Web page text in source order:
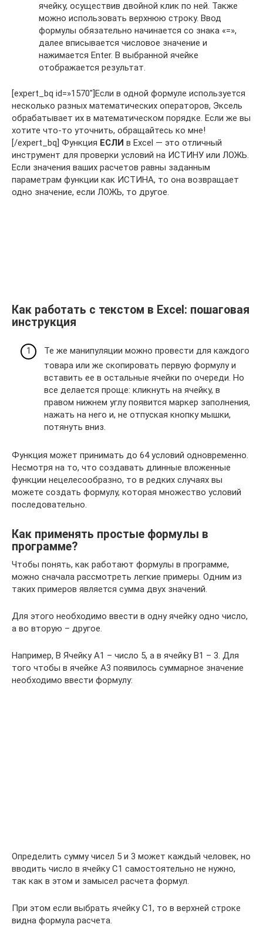
ячейку, осуществив двойной клик по ней. Также
можно использовать верхнюю строку. Ввод
формулы обязательно начинается со знака «=»,
далее вписывается числовое значение и
нажимается Enter. В выбранной ячейке
отображается результат.
[expert_bq id=»1570″]Если в одной формуле используется
несколько разных математических операторов, Эксель
обрабатывает их в математическом порядке. Если же вы
хотите что-то уточнить, обращайтесь ко мне!
[/expert_bq] Функция ЕСЛИ в Excel — это отличный
инструмент для проверки условий на ИСТИНУ или ЛОЖЬ.
Если значения ваших расчетов равны заданным
параметрам функции как ИСТИНА, то она возвращает
одно значение, если ЛОЖЬ, то другое.
Как работать с текстом в Excel: пошаговая
инструкция
Те же манипуляции можно провести для каждого
товара или же скопировать первую формулу и
вставить ее в остальные ячейки по очереди. Но
все делается проще: кликнуть на ячейку, в
правом нижнем углу появится маркер заполнения,
нажать на него и, не отпуская кнопку мышки,
потянуть вниз.
Функция может принимать до 64 условий одновременно.
Несмотря на то, что создавать длинные вложенные
функции нецелесообразно, то в редких случаях вы
можете создать формулу, которая множество условий
последовательно.
Как применять простые формулы в
программе?
Чтобы понять, как работают формулы в программе,
можно сначала рассмотреть легкие примеры. Одним из
таких примеров является сумма двух значений.
Для этого необходимо ввести в одну ячейку одно число,
а во вторую – другое.
Например, В Ячейку А1 – число 5, а в ячейку В1 – 3. Для
того чтобы в ячейке А3 появилось суммарное значение
необходимо ввести формулу:
Определить сумму чисел 5 и 3 может каждый человек, но
вводить число в ячейку С1 самостоятельно не нужно,
так как в этом и замысел расчета формул.
При этом если выбрать ячейку С1, то в верхней строке
видна формула расчета.